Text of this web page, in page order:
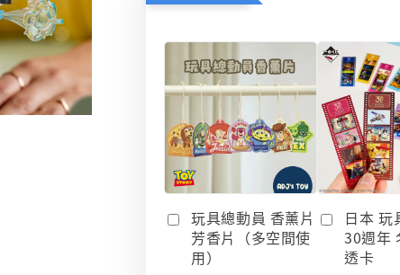
玩具總動員 香薰片
芳香片（多空間使
用）
日本 玩
30週年
透卡